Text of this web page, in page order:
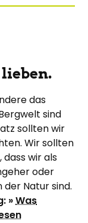
das
sind
sollten wir
Wir sollten
dass wir als
oder
Natur sind.
»Was